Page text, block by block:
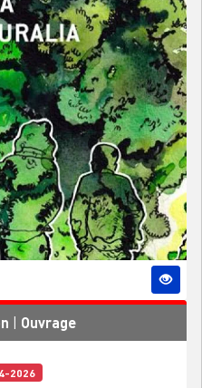
Ouvrage
2026